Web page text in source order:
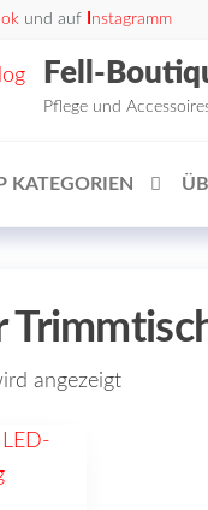
und auf nstagramm
Fell-
Pflege und
KATEGORIEN
angezeigt